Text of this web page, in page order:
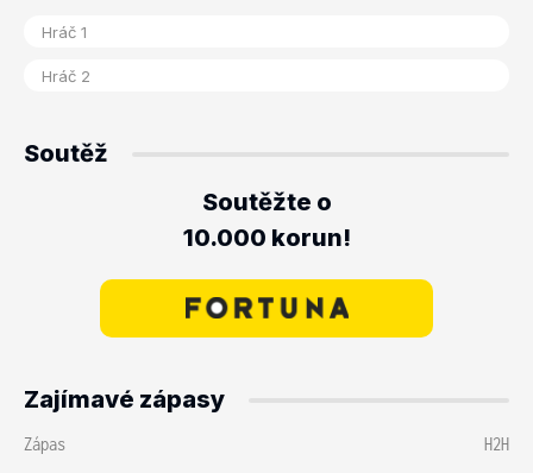
Soutěž
Soutěžte o
10.000 korun!
Zajímavé zápasy
Zápas
H2H